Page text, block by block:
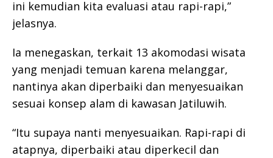
ini kemudian kita evaluasi atau rapi-rapi,”
jelasnya.
Ia menegaskan, terkait 13 akomodasi wisata
yang menjadi temuan karena melanggar,
nantinya akan diperbaiki dan menyesuaikan
sesuai konsep alam di kawasan Jatiluwih.
“Itu supaya nanti menyesuaikan. Rapi-rapi di
atapnya, diperbaiki atau diperkecil dan